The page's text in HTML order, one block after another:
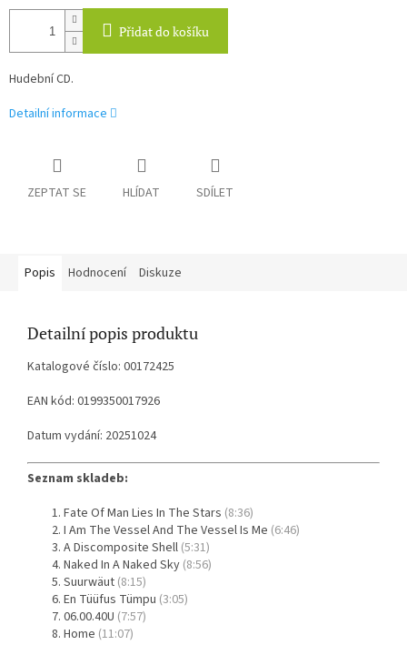
Přidat do košíku
Hudební CD.
Detailní informace
ZEPTAT SE HLÍDAT SDÍLET
Popis Hodnocení Diskuze
Detailní popis produktu
Katalogové číslo: 00172425
EAN kód: 0199350017926
Datum vydání: 20251024
Seznam skladeb:
Fate Of Man Lies In The Stars (8:36)
I Am The Vessel And The Vessel Is Me (6:46)
A Discomposite Shell (5:31)
Naked In A Naked Sky (8:56)
Suurwäut (8:15)
En Tüüfus Tümpu (3:05)
06.00.40U (7:57)
Home (11:07)